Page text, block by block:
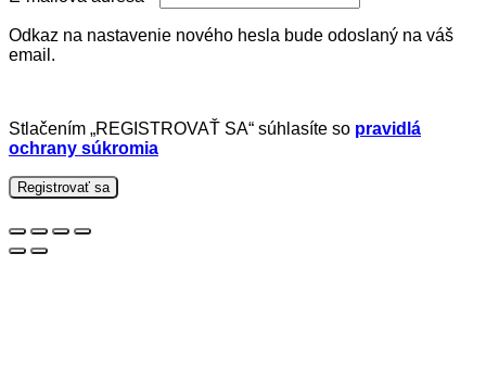
Odkaz na nastavenie nového hesla bude odoslaný na váš
email.
Stlačením „REGISTROVAŤ SA“ súhlasíte so pravidlá
ochrany súkromia
Registrovať sa